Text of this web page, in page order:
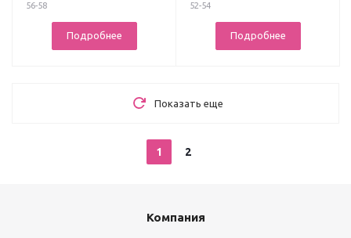
56-58
Подробнее
52-54
Подробнее
Показать еще
1 2
Компания